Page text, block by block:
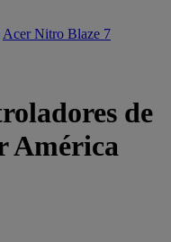
Acer Nitro Blaze 7
de
América